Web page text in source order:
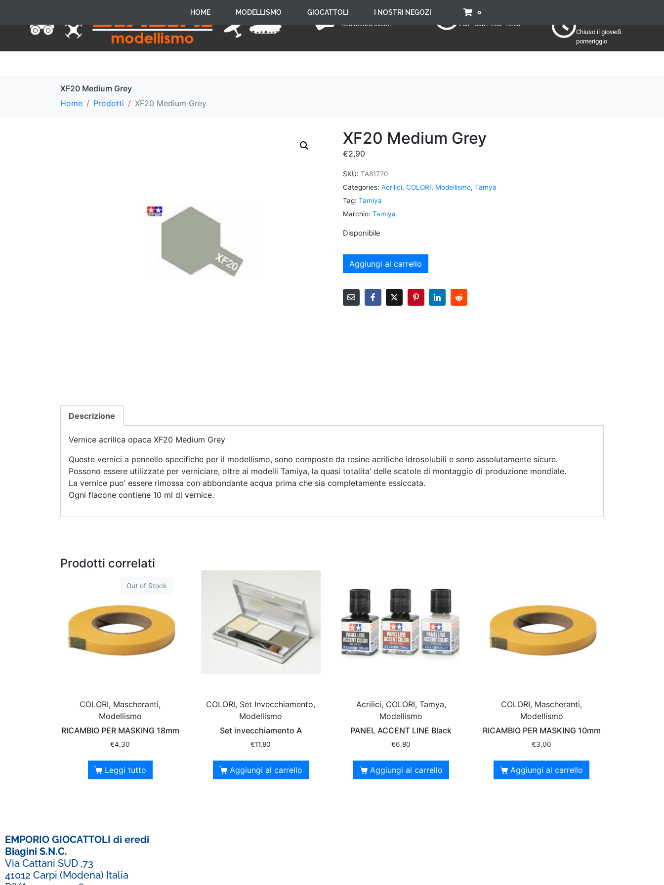
+39 059 650 005
Assistenza clienti
Mattino:
Lun - Sab : 9:00 -13:00
Chiuso il giovedì
pomeriggio
HOME MODELLISMO GIOCATTOLI I NOSTRI NEGOZI 0
XF20 Medium Grey
Home
Prodotti XF20 Medium Grey
XF20 Medium Grey
€2,90
SKU: TA81720
Categories: Acrilici, COLORI, Modellismo, Tamya
Tag: Tamiya
Marchio: Tamiya
Disponibile
Aggiungi al carrello
Descrizione
Vernice acrilica opaca XF20 Medium Grey
Queste vernici a pennello specifiche per il modellismo, sono composte da resine acriliche idrosolubili e sono assolutamente sicure.
Possono essere utilizzate per verniciare, oltre ai modelli Tamiya, la quasi totalita’ delle scatole di montaggio di produzione mondiale.
La vernice puo’ essere rimossa con abbondante acqua prima che sia completamente essiccata.
Ogni flacone contiene 10 ml di vernice.
Prodotti correlati
Out of Stock
COLORI, Mascheranti,
Modellismo
RICAMBIO PER MASKING 18mm
€4,30
Leggi tutto
COLORI, Set Invecchiamento,
Modellismo
Set invecchiamento A
€11,80
Aggiungi al carrello
Acrilici, COLORI, Tamya,
Modellismo
PANEL ACCENT LINE Black
€6,80
Aggiungi al carrello
COLORI, Mascheranti,
Modellismo
RICAMBIO PER MASKING 10mm
€3,00
Aggiungi al carrello
EMPORIO GIOCATTOLI di eredi
Biagini S.N.C.
Via Cattani SUD ,73
41012 Carpi (Modena) Italia